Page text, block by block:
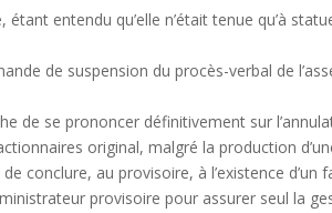
étant entendu qu’elle n’était tenue qu’à
de suspension du procès-verbal de
de se prononcer définitivement sur
original, malgré la production
conclure, au provisoire, à l’existence d’un
provisoire pour assurer seul la